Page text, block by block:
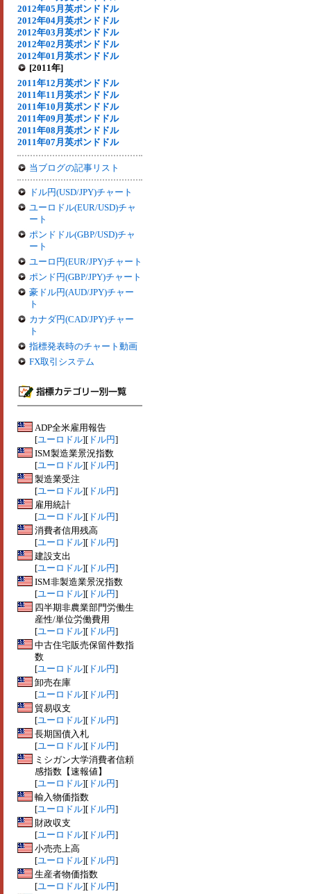
2012年05月英ポンドドル
2012年04月英ポンドドル
2012年03月英ポンドドル
2012年02月英ポンドドル
2012年01月英ポンドドル
[2011年]
2011年12月英ポンドドル
2011年11月英ポンドドル
2011年10月英ポンドドル
2011年09月英ポンドドル
2011年08月英ポンドドル
2011年07月英ポンドドル
当ブログの記事リスト
ドル円(USD/JPY)チャート
ユーロドル(EUR/USD)チャ
ート
ポンドドル(GBP/USD)チャ
ート
ユーロ円(EUR/JPY)チャート
ポンド円(GBP/JPY)チャート
豪ドル円(AUD/JPY)チャー
ト
カナダ円(CAD/JPY)チャー
ト
指標発表時のチャート動画
FX取引システム
ADP全米雇用報告
[ユーロドル][ ドル円]
ISM製造業景況指数
[ユーロドル][ ドル円]
製造業受注
[ユーロドル][ ドル円]
雇用統計
[ユーロドル][ ドル円]
消費者信用残高
[ユーロドル][ ドル円]
建設支出
[ユーロドル][ ドル円]
ISM非製造業景況指数
[ユーロドル][ ドル円]
四半期非農業部門労働生
産性/単位労働費用
[ユーロドル][ ドル円]
中古住宅販売保留件数指
数
[ユーロドル][ ドル円]
卸売在庫
[ユーロドル][ ドル円]
貿易収支
[ユーロドル][ ドル円]
長期国債入札
[ユーロドル][ ドル円]
ミシガン大学消費者信頼
感指数【速報値】
[ユーロドル][ ドル円]
輸入物価指数
[ユーロドル][ ドル円]
財政収支
[ユーロドル][ ドル円]
小売売上高
[ユーロドル][ ドル円]
生産者物価指数
[ユーロドル][ ドル円]